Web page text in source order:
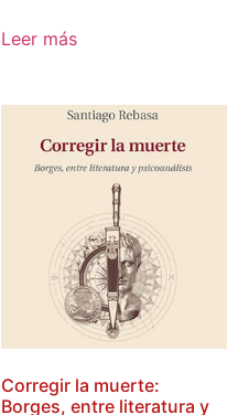
Leer más
Corregir la muerte:
Borges, entre literatura y